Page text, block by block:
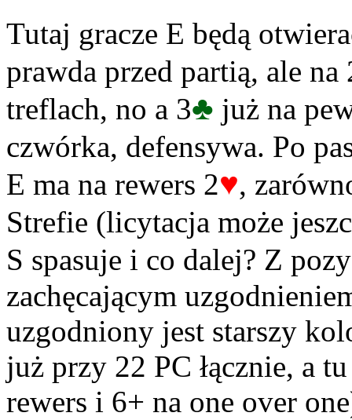
Tutaj gracze E będą
prawda przed partią, ale na
treflach, no a 3♣ już na
czwórka, defensywa. Po
E ma na rewers 2♥,
Strefie (licytacja może
S spasuje i co dalej? Z
zachęcającym
uzgodniony jest starszy
już przy 22 PC łącznie, a
rewers i 6+ na one over